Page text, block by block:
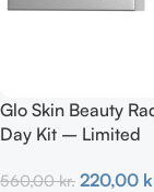
Glo Skin Beauty
Day Kit – Limited
560,00kr. 220,00